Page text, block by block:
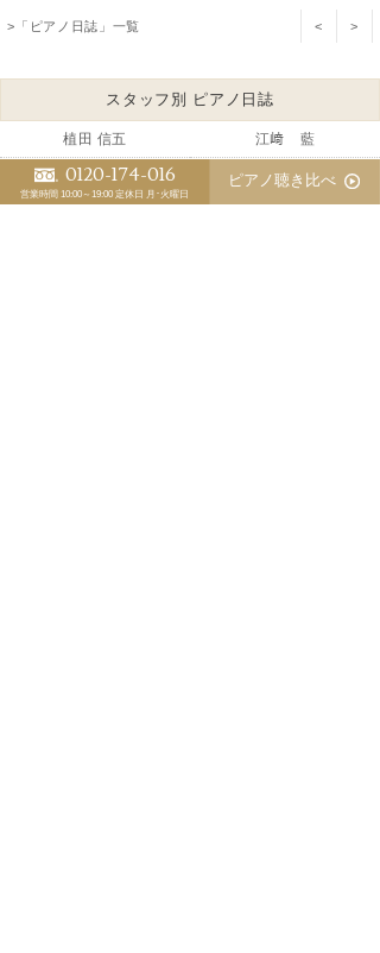
0120-174-016
営業時間 10:00～19:00 定休日 月･火曜日
>「ピアノ日誌」一覧 < >
スタッフ別 ピアノ日誌
植田 信五 江﨑 藍
三木 淳嗣（委託調律師） ピアノ聴き比べ